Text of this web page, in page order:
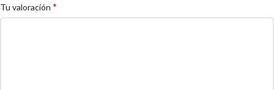
Tu valoración *